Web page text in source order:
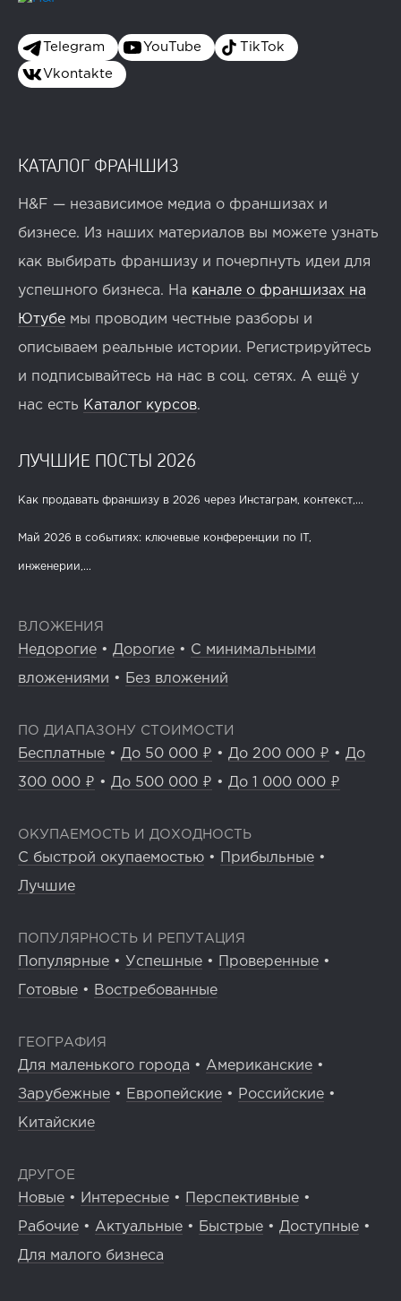
Telegram YouTube TikTok
Vkontakte
КАТАЛОГ ФРАНШИЗ
H&F — независимое медиа о франшизах и
бизнесе. Из наших материалов вы можете узнать
как выбирать франшизу и почерпнуть идеи для
успешного бизнеса. На канале о франшизах на
Ютубе мы проводим честные разборы и
описываем реальные истории. Регистрируйтесь
и подписывайтесь на нас в соц. сетях. А ещё у
нас есть Каталог курсов.
ЛУЧШИЕ ПОСТЫ 2026
Как продавать франшизу в 2026 через Инстаграм, контекст,...
Май 2026 в событиях: ключевые конференции по IT,
инженерии,...
ВЛОЖЕНИЯ
Недорогие • Дорогие • С минимальными
вложениями • Без вложений
ПО ДИАПАЗОНУ СТОИМОСТИ
Бесплатные • До 50 000 ₽ • До 200 000 ₽ • До
300 000 ₽ • До 500 000 ₽ • До 1 000 000 ₽
ОКУПАЕМОСТЬ И ДОХОДНОСТЬ
С быстрой окупаемостью • Прибыльные •
Лучшие
ПОПУЛЯРНОСТЬ И РЕПУТАЦИЯ
Популярные • Успешные • Проверенные •
Готовые • Востребованные
ГЕОГРАФИЯ
Для маленького города • Американские •
Зарубежные • Европейские • Российские •
Китайские
ДРУГОЕ
Новые • Интересные • Перспективные •
Рабочие • Актуальные • Быстрые • Доступные •
Для малого бизнеса